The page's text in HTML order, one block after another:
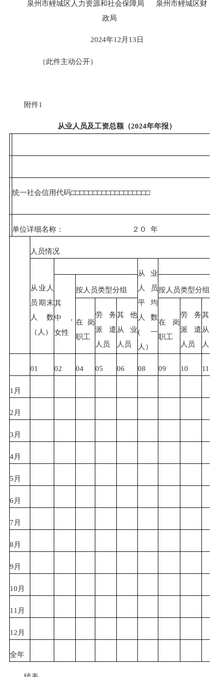
泉州市鲤城区人力资源和社会保障局 泉州市鲤城区财
政局
2024年12月13日
（此件主动公开）
附件1
从业人员及工资总额（2024年年报）
统一社会信用代码□□□□□□□□□□□□□□□□□□
单位详细名称： ２０ 年
人员情况
从业人
员期末
人数
（人）
从业
人员
平均
人数
(一
人）
其
中，
女性
按人员类型分组 按人员类型分组
在岗
职工
劳务
派遣
人员
其他
从业
人员
在岗
职工
劳务
派遣
人员
其
从
人员
01 02 04 05 06 08 09 10 11
1月
2月
3月
4月
5月
6月
7月
8月
9月
10月
11月
12月
全年